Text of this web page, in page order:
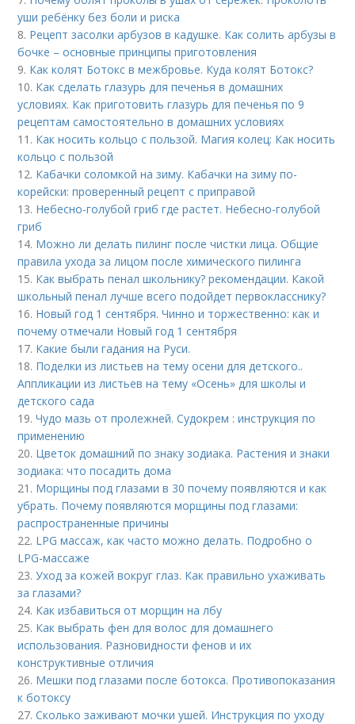
уши ребёнку без боли и риска
8. Рецепт засолки арбузов в кадушке. Как солить арбузы в
бочке – основные принципы приготовления
9. Как колят Ботокс в межбровье. Куда колят Ботокс?
10. Как сделать глазурь для печенья в домашних
условиях. Как приготовить глазурь для печенья по 9
рецептам самостоятельно в домашних условиях
11. Как носить кольцо с пользой. Магия колец: Как носить
кольцо с пользой
12. Кабачки соломкой на зиму. Кабачки на зиму по-
корейски: проверенный рецепт с приправой
13. Небесно-голубой гриб где растет. Небесно-голубой
гриб
14. Можно ли делать пилинг после чистки лица. Общие
правила ухода за лицом после химического пилинга
15. Как выбрать пенал школьнику? рекомендации. Какой
школьный пенал лучше всего подойдет первокласснику?
16. Новый год 1 сентября. Чинно и торжественно: как и
почему отмечали Новый год 1 сентября
17. Какие были гадания на Руси.
18. Поделки из листьев на тему осени для детского..
Аппликации из листьев на тему «Осень» для школы и
детского сада
19.Чудо мазь от пролежней. Судокрем : инструкция по
применению
20. Цветок домашний по знаку зодиака. Растения и знаки
зодиака: что посадить дома
21. Морщины под глазами в 30 почему появляются и как
убрать. Почему появляются морщины под глазами:
распространенные причины
22. LPG массаж, как часто можно делать. Подробно о
LPG-массаже
23.Уход за кожей вокруг глаз. Как правильно ухаживать
за глазами?
24. Как избавиться от морщин на лбу
25. Как выбрать фен для волос для домашнего
использования. Разновидности фенов и их
конструктивные отличия
26. Мешки под глазами после ботокса. Противопоказания
к ботоксу
27.Сколько заживают мочки ушей. Инструкция по уходу